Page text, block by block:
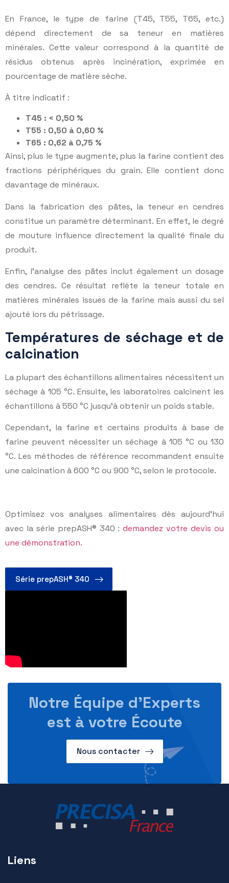
En France, le type de farine (T45, T55, T65, etc.)
dépend directement de sa teneur en matières
minérales. Cette valeur correspond à la quantité de
résidus obtenus après incinération, exprimée en
pourcentage de matière sèche.
À titre indicatif :
T45 : < 0,50 %
T55 : 0,50 à 0,60 %
T65 : 0,62 à 0,75 %
Ainsi, plus le type augmente, plus la farine contient des
fractions périphériques du grain. Elle contient donc
davantage de minéraux.
Dans la fabrication des pâtes, la teneur en cendres
constitue un paramètre déterminant. En effet, le degré
de mouture influence directement la qualité finale du
produit.
Enfin, l’analyse des pâtes inclut également un dosage
des cendres. Ce résultat reflète la teneur totale en
matières minérales issues de la farine mais aussi du sel
ajouté lors du pétrissage.
Températures de séchage et de
calcination
La plupart des échantillons alimentaires nécessitent un
séchage à 105 °C. Ensuite, les laboratoires calcinent les
échantillons à 550 °C jusqu’à obtenir un poids stable.
Cependant, la farine et certains produits à base de
farine peuvent nécessiter un séchage à 105 °C ou 130
°C. Les méthodes de référence recommandent ensuite
une calcination à 600 °C ou 900 °C, selon le protocole.
Optimisez vos analyses alimentaires dès aujourd’hui
avec la série prepASH® 340 :demandez votre devis ou
une démonstration.
Série prepASH® 340
Notre Équipe d’Experts
est à votre Écoute
Nous contacter
Liens